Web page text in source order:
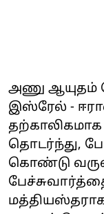
அணு ஆயுதம்
இஸ்ரேல் -
தற்காலிகமாக
தொடர்ந்து,
கொண்டு